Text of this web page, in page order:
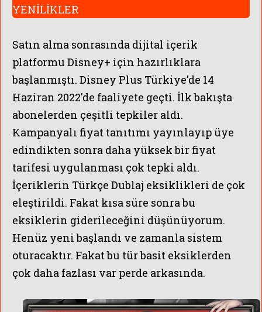
YENİLİKLER
Satın alma sonrasında dijital içerik
platformu Disney+ için hazırlıklara
başlanmıştı. Disney Plus Türkiye'de 14
Haziran 2022'de faaliyete geçti. İlk bakışta
abonelerden çeşitli tepkiler aldı.
Kampanyalı fiyat tanıtımı yayınlayıp üye
edindikten sonra daha yüksek bir fiyat
tarifesi uygulanması çok tepki aldı.
İçeriklerin Türkçe Dublaj eksiklikleri de çok
eleştirildi. Fakat kısa süre sonra bu
eksiklerin giderileceğini düşünüyorum.
Henüz yeni başlandı ve zamanla sistem
oturacaktır. Fakat bu tür basit eksiklerden
çok daha fazlası var perde arkasında.